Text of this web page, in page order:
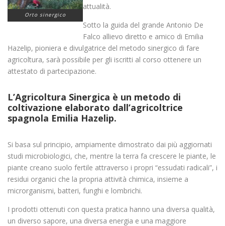
Orto sinergico
attualità.
Sotto la guida del grande Antonio De
Falco allievo diretto e amico di Emilia
Hazelip, pioniera e divulgatrice del metodo sinergico di fare
agricoltura, sarà possibile per gli iscritti al corso ottenere un
attestato di partecipazione.
L’Agricoltura Sinergica è un metodo di
coltivazione elaborato dall’agricoltrice
spagnola Emilia Hazelip.
Si basa sul principio, ampiamente dimostrato dai più aggiornati
studi microbiologici, che, mentre la terra fa crescere le piante, le
piante creano suolo fertile attraverso i propri “essudati radicali”, i
residui organici che la propria attività chimica, insieme a
microrganismi, batteri, funghi e lombrichi.
I prodotti ottenuti con questa pratica hanno una diversa qualità,
un diverso sapore, una diversa energia e una maggiore